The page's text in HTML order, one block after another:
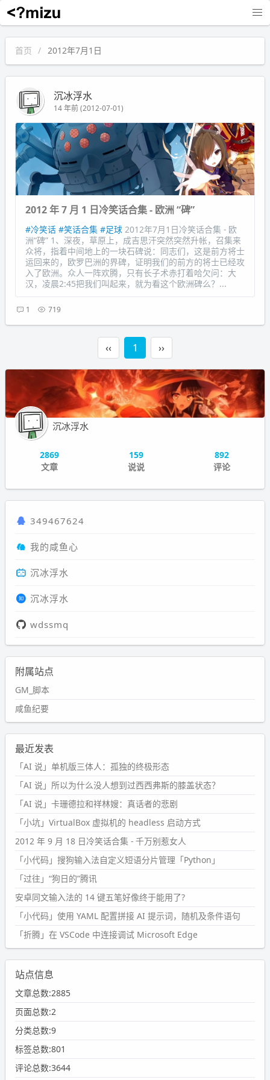
沉冰浮水
首页 2012年7月1日
沉冰浮水
14 年前 (2012-07-01)
2012 年 7 月 1 日冷笑话合集 - 欧洲 “碑”
#冷笑话 #笑话合集 #足球 2012年7月1日冷笑话合集 - 欧
洲“碑” 1、深夜，草原上，成吉思汗突然突然升帐，召集来
众将，指着中间地上的一块石碑说：同志们，这是前方将士
运回来的，欧罗巴洲的界碑，证明我们的前方的将士已经攻
入了欧洲。众人一阵欢腾，只有长子术赤打着哈欠问：大
汉，凌晨2:45把我们叫起来，就为看这个欧洲碑么？...
1 719
‹‹ 1 ››
沉冰浮水
2869
文章
159
说说
892
评论
349467624
我的咸鱼心
沉冰浮水
沉冰浮水
wdssmq
附属站点
GM_脚本
咸鱼纪要
最近发表
「AI 说」单机版三体人：孤独的终极形态
「AI 说」所以为什么没人想到过西西弗斯的膝盖状态？
「AI 说」卡珊德拉和祥林嫂：真话者的悲剧
「小坑」VirtualBox 虚拟机的 headless 启动方式
2012 年 9 月 18 日冷笑话合集 - 千万别惹女人
「小代码」搜狗输入法自定义短语分片管理「Python」
「过往」“狗日的”腾讯
安卓同文输入法的 14 键五笔好像终于能用了?
「小代码」使用 YAML 配置拼接 AI 提示词，随机及条件语句
「折腾」在 VSCode 中连接调试 Microsoft Edge
站点信息
文章总数:2885
页面总数:2
分类总数:9
标签总数:801
评论总数:3644